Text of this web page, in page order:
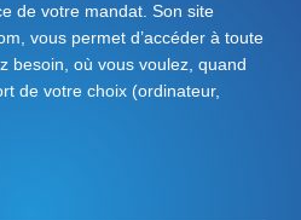
de votre mandat. Son site
vous permet d’accéder à toute
besoin, où vous voulez, quand
de votre choix (ordinateur,